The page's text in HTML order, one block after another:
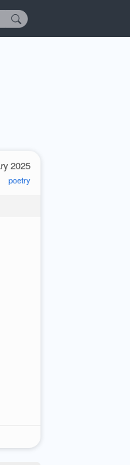
2025
poetry